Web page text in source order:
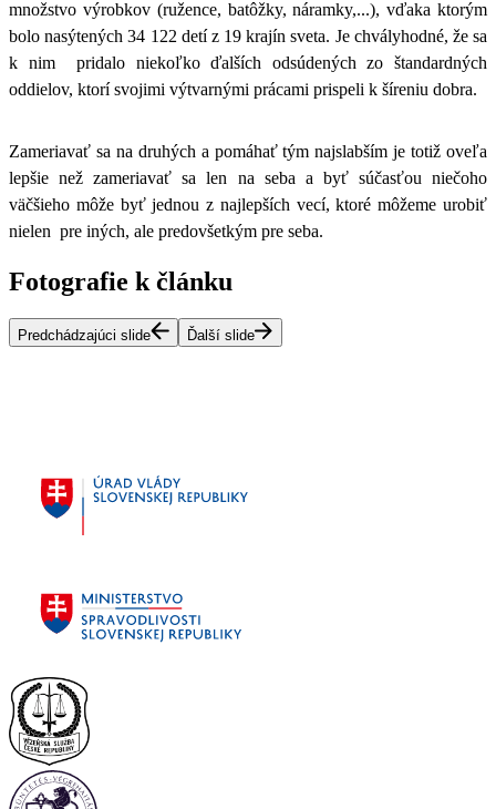
množstvo výrobkov (ružence, batôžky, náramky,...),vďaka ktorým
bolo nasýtených 34 122 detí z 19 krajín sveta. Je chvályhodné, že sa
k nim
pridalo niekoľko ďalších odsúdených zo štandardných
oddielov, ktorí svojimi výtvarnými prácami prispeli k šíreniu dobra.
Zameriavať sa na druhých a pomáhať tým najslabším je totiž oveľa
lepšie než zameriavať sa len na seba a byť súčasťou niečoho
väčšieho môže byť jednou z najlepších vecí, ktoré môžeme urobiť
nielen pre iných, ale predovšetkým pre seba.
Fotografie k článku
Predchádzajúci slide Ďalší slide